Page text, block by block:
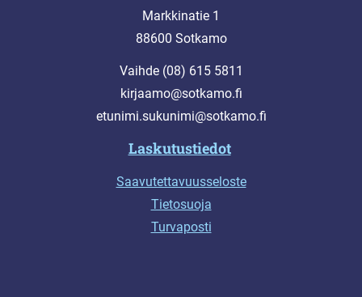
Markkinatie 1
88600 Sotkamo
Vaihde (08) 615 5811
kirjaamo@sotkamo.fi
etunimi.sukunimi@sotkamo.fi
Laskutustiedot
Saavutettavuusseloste
Tietosuoja
Turvaposti